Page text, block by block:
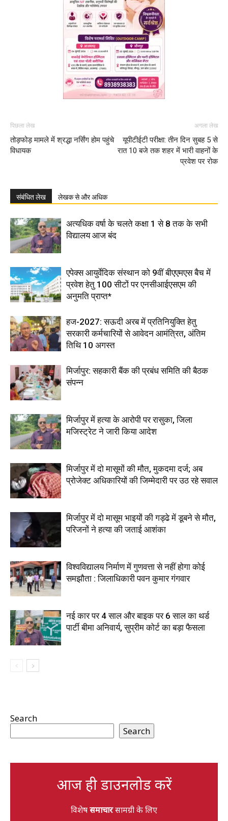
पिछला लेख
तोड़फोड़ मामले में श्रद्धा नर्सिंग होम पहुंचे
विधायक
अगला लेख
यूपीटीईटी परीक्षा: तीन दिन सुबह 5 से
रात 10 बजे तक शहर में भारी वाहनों के
प्रवेश पर रोक
संबंधित लेख लेखक से और अधिक
अत्यधिक वर्षा के चलते कक्षा 1 से 8 तक के सभी
विद्यालय आज बंद
एपेक्स आयुर्वेदिक संस्थान को 9वीं बीएएमएस बैच में
प्रवेश हेतु 100 सीटों पर एनसीआईएसएम की
अनुमति प्राप्त*
हज-2027: सऊदी अरब में प्रतिनियुक्ति हेतु
सरकारी कर्मचारियों से आवेदन आमंत्रित, अंतिम
तिथि 10 अगस्त
मिर्जापुर: सहकारी बैंक की प्रबंध समिति की बैठक
संपन्न
मिर्जापुर में हत्या के आरोपी पर रासुका, जिला
मजिस्ट्रेट ने जारी किया आदेश
मिर्जापुर में दो मासूमों की मौत, मुकदमा दर्ज; अब
प्रोजेक्ट अधिकारियों की जिम्मेदारी पर उठ रहे सवाल
मिर्जापुर में दो मासूम भाइयों की गड्ढे में डूबने से मौत,
परिजनों ने हत्या की जताई आशंका
विश्वविद्यालय निर्माण में गुणवत्ता से नहीं होगा कोई
समझौता : जिलाधिकारी पवन कुमार गंगवार
नई कार पर 4 साल और बाइक पर 6 साल का थर्ड
पार्टी बीमा अनिवार्य, सुप्रीम कोर्ट का बड़ा फैसला
Search
Search
आज ही डाउनलोड करें
विशेषसमाचारसामग्री के लिए